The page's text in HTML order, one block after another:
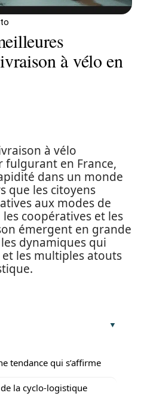
à vélo en
à vélo
fulgurant en France,
dans un monde
que les citoyens
aux modes de
coopératives et les
émergent en grande
dynamiques qui
les multiples atouts
tendance qui s’affirme
la cyclo-logistique